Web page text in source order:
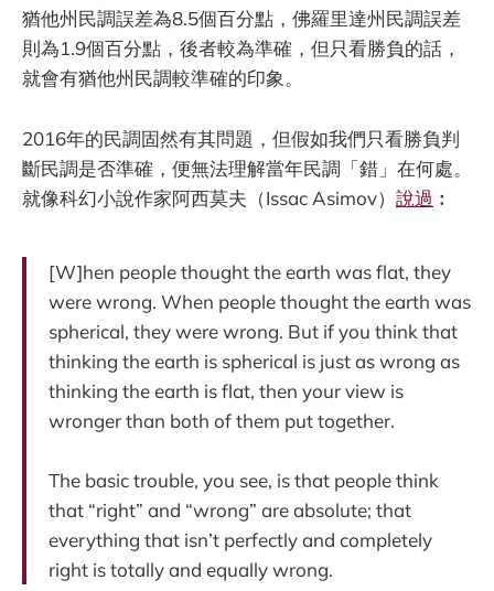
猶他州民調誤差為8.5個百分點，佛羅里達州民調誤差
則為1.9個百分點，後者較為準確，但只看勝負的話，
就會有猶他州民調較準確的印象。
2016年的民調固然有其問題，但假如我們只看勝負判
斷民調是否準確，便無法理解當年民調「錯」在何處。
就像科幻小說作家阿西莫夫（Issac Asimov） 說過 ︰
[W]hen people thought the earth was flat, they
were wrong. When people thought the earth was
spherical, they were wrong. But if you think that
thinking the earth is spherical is just as wrong as
thinking the earth is flat, then your view is
wronger than both of them put together.
The basic trouble, you see, is that people think
that “right” and “wrong” are absolute; that
everything that isn’t perfectly and completely
right is totally and equally wrong.